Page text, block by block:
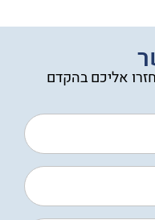
אליכם בהקדם